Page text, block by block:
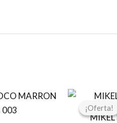
El
actual
¡Oferta!
¡Oferta!
MIKEL